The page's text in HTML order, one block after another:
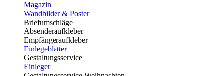
Magazin
Wandbilder & Poster
Briefumschläge
Absenderaufkleber
Empfängeraufkleber
Einlegeblätter
Gestaltungsservice
Einleger